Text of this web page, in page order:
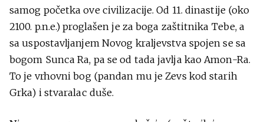
samog početka ove civilizacije. Od 11. dinastije (oko
2100. p.n.e.) proglašen je za boga zaštitnika Tebe, a
sa uspostavljanjem Novog kraljevstva spojen se sa
bogom Sunca Ra, pa se od tada javlja kao Amon-Ra.
To je vrhovni bog (pandan mu je Zevs kod starih
Grka) i stvaralac duše.